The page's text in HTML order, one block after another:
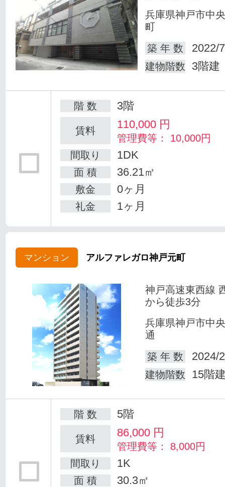
兵庫県神戸市中
町
築 年 数
2022/
建物階数 3階建
階 数 3階
賃料 110,000 円
管理費等： 10,000円
間取り
1DK
面 積 36.21㎡
敷金 0ヶ月
礼金 1ヶ月
マンション アルファレガロ神戸元町
神戸高速東西線
から徒歩3分
兵庫県神戸市中
通
築 年 数
2024/
建物階数 15階
階 数 5階
賃料 86,000 円
管理費等： 8,000円
間取り
1K
面 積 30.3㎡